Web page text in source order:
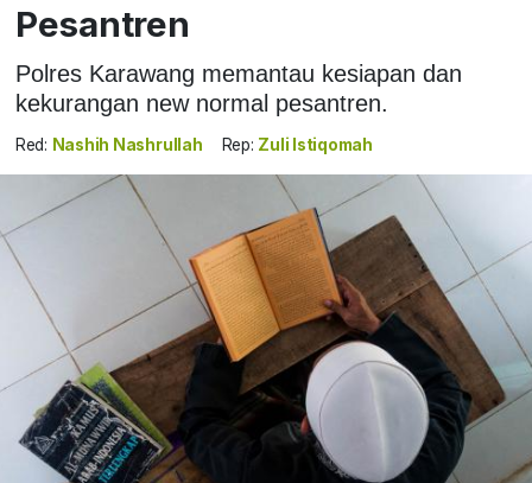
Pesantren
Polres Karawang memantau kesiapan dan
kekurangan new normal pesantren.
Red: Nashih Nashrullah Rep: Zuli Istiqomah